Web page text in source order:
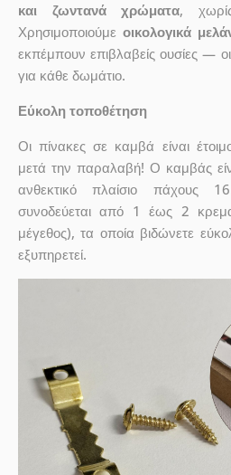
και ζωντανά χρώματα,
Χρησιμοποιούμεοικολογικά
εκπέμπουν επιβλαβείς ουσίες —
για κάθε δωμάτιο.
Εύκολη τοποθέτηση
Οι πίνακες σε καμβά είναι
μετά την παραλαβή! Ο καμβάς
ανθεκτικό πλαίσιο πάχους
συνοδεύεται από 1 έως 2
μέγεθος), τα οποία βιδώνετε
εξυπηρετεί.